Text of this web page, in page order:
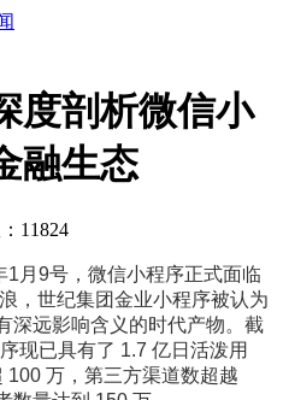
度剖析微信小
融生态
11824
月9号，微信小程序正式面临
，世纪集团金业小程序被认为
深远影响含义的时代产物。截
现已具有了 1.7 亿日活泼用
100 万，第三方渠道数超越